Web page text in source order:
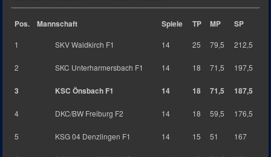
Pos. Mannschaft Spiele TP MP SP
1 SKV Waldkirch F1 14 25 79,5 212,5
2 SKC Unterharmersbach F1 14 18 71,5 197,5
3 KSC Önsbach F1 14 18 71,5 187,5
4 DKC/BW Freiburg F2 14 18 59,5 176,5
5 KSG 04 Denzlingen F1 14 15 51 167